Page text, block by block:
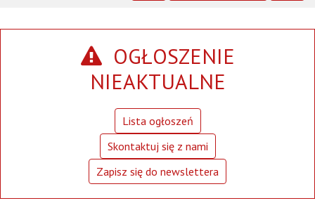
OGŁOSZENIE
NIEAKTUALNE
Lista ogłoszeń
Skontaktuj się z nami
Zapisz się do newslettera